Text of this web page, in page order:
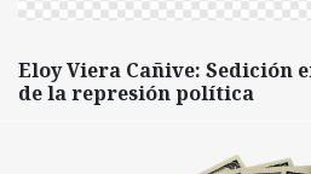
Eloy Viera Cañive: Sedición
de la represión política